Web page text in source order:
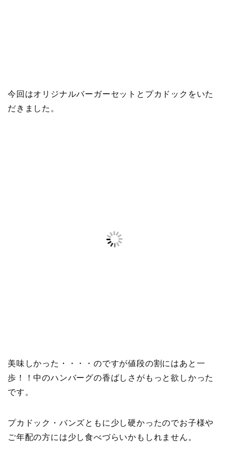
今回はオリジナルバーガーセットとプカドックをいた
だきました。
美味しかった・・・・のですが値段の割にはあと一
歩！！中のハンバーグの香ばしさがもっと欲しかった
です。
プカドック・バンズともに少し硬かったのでお子様や
ご年配の方には少し食べづらいかもしれません。